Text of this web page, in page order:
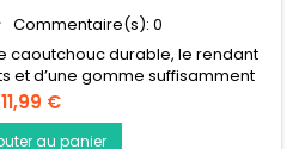
Commentaire(s): 0
caoutchouc durable, le rendant
et d’une gomme suffisamment
des machouilleurs les
coriaces
Prix
11,99 €
au panier